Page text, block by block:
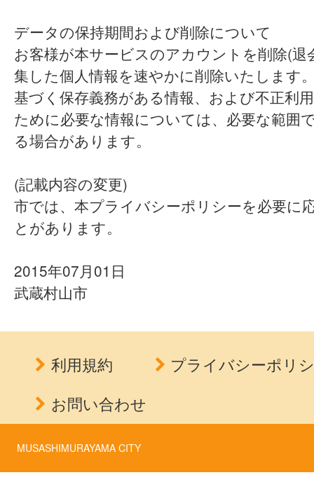
データの保持期間および削除について
お客様が本サービスのアカウントを削除(退
集した個人情報を速やかに削除いたします
基づく保存義務がある情報、および不正利
ために必要な情報については、必要な範囲
る場合があります。
(記載内容の変更)
市では、本プライバシーポリシーを必要に
とがあります。
2015年07月01日
武蔵村山市
利用規約
プライバシーポリ
お問い合わせ
MUSASHIMURAYAMA CITY